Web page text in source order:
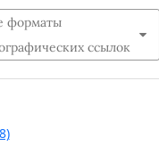
форматы
ссылок